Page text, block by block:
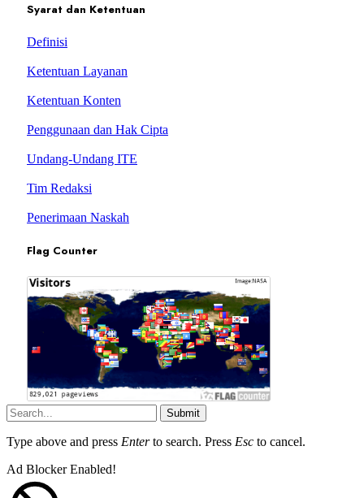
Syarat dan Ketentuan
Definisi
Ketentuan Layanan
Ketentuan Konten
Penggunaan dan Hak Cipta
Undang-Undang ITE
Tim Redaksi
Penerimaan Naskah
Flag Counter
Submit
Type above and press Enterto search. Press Esc to cancel.
Ad Blocker Enabled!